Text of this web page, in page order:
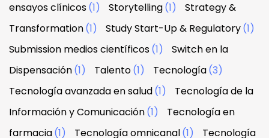
ensayos clínicos(1) Storytelling(1)
Strategy &
Transformation(1) Study Start-Up & Regulatory(1)
Submission medios científicos(1)
Switch en la
Dispensación(1) Talento(1) Tecnología(3)
Tecnología avanzada en salud(1)
Tecnología de la
Información y Comunicación(1)
Tecnología en
farmacia(1) Tecnología omnicanal(1)
Tecnología